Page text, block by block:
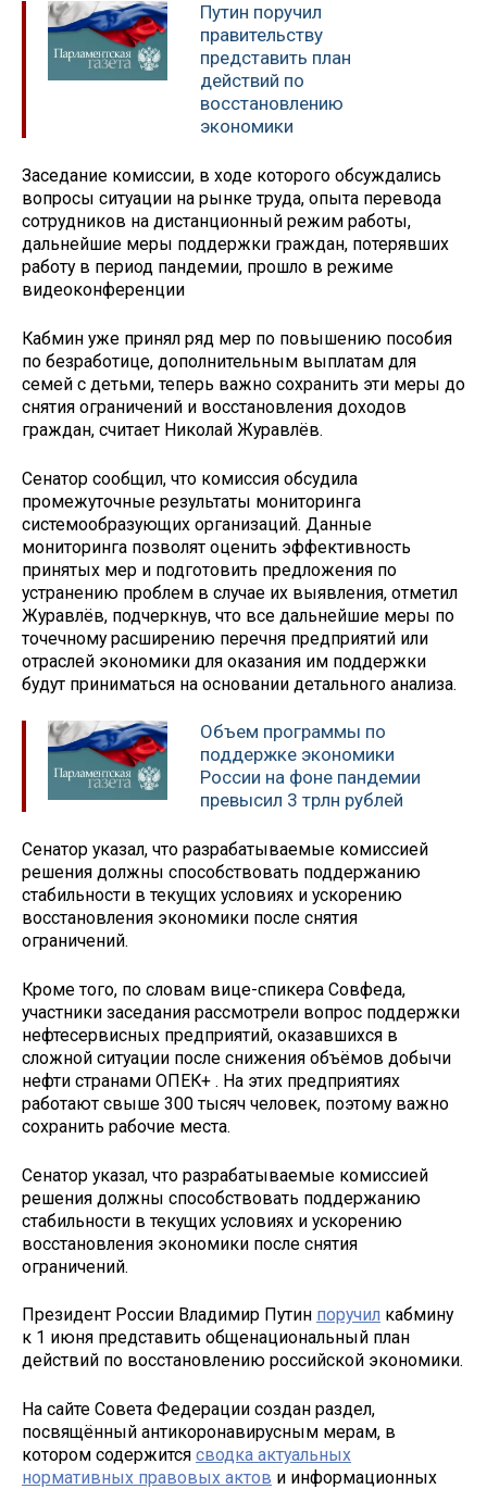
Путин поручил
правительству
представить план
действий по
восстановлению
экономики
Заседание комиссии, в ходе которого обсуждались
вопросы ситуации на рынке труда, опыта перевода
сотрудников на дистанционный режим работы,
дальнейшие меры поддержки граждан, потерявших
работу в период пандемии, прошло в режиме
видеоконференции
Кабмин уже принял ряд мер по повышению пособия
по безработице, дополнительным выплатам для
семей с детьми, теперь важно сохранить эти меры до
снятия ограничений и восстановления доходов
граждан, считает Николай Журавлёв.
Сенатор сообщил, что комиссия обсудила
промежуточные результаты мониторинга
системообразующих организаций. Данные
мониторинга позволят оценить эффективность
принятых мер и подготовить предложения по
устранению проблем в случае их выявления, отметил
Журавлёв, подчеркнув, что все дальнейшие меры по
точечному расширению перечня предприятий или
отраслей экономики для оказания им поддержки
будут приниматься на основании детального анализа.
Объем программы по
поддержке экономики
России на фоне пандемии
превысил 3 трлн рублей
Сенатор указал, что разрабатываемые комиссией
решения должны способствовать поддержанию
стабильности в текущих условиях и ускорению
восстановления экономики после снятия
ограничений.
Кроме того, по словам вице-спикера Совфеда,
участники заседания рассмотрели вопрос поддержки
нефтесервисных предприятий, оказавшихся в
сложной ситуации после снижения объёмов добычи
нефти странами ОПЕК+ . На этих предприятиях
работают свыше 300 тысяч человек, поэтому важно
сохранить рабочие места.
Сенатор указал, что разрабатываемые комиссией
решения должны способствовать поддержанию
стабильности в текущих условиях и ускорению
восстановления экономики после снятия
ограничений.
Президент России Владимир Путин поручил кабмину
к 1 июня представить общенациональный план
действий по восстановлению российской экономики.
На сайте Совета Федерации создан раздел,
посвящённый антикоронавирусным мерам, в
котором содержится сводка актуальных
нормативных правовых актов и информационных